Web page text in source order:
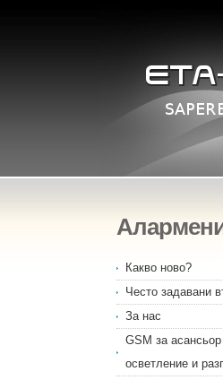
Какво ново?
Често задавани
За нас
GSM за
осветление и